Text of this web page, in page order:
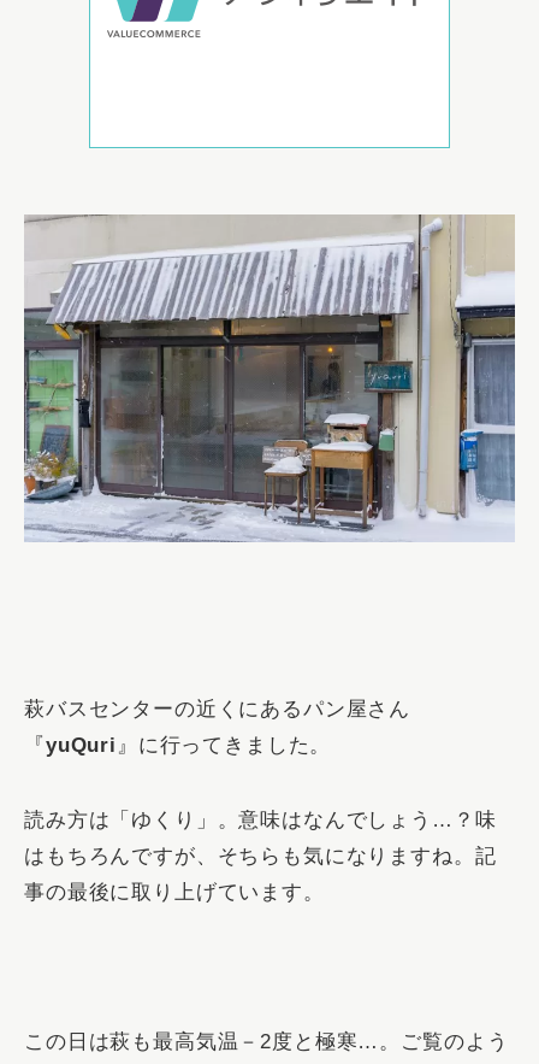
萩バスセンターの近くにあるパン屋さん
『yuQuri 』に行ってきました。
読み方は「ゆくり」。意味はなんでしょう…？味
はもちろんですが、そちらも気になりますね。記
事の最後に取り上げています。
この日は萩も最高気温－2度と極寒…。ご覧のよう